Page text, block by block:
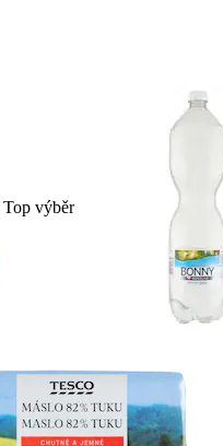
Top výběr